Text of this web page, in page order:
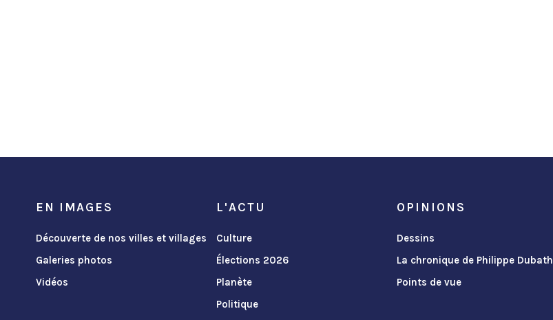
EN IMAGES
Découverte de nos villes et villages
Galeries photos
Vidéos
L'ACTU
Culture
Élections 2026
Planète
Politique
OPINIONS
Dessins
La chronique de Philippe Dubath
Points de vue